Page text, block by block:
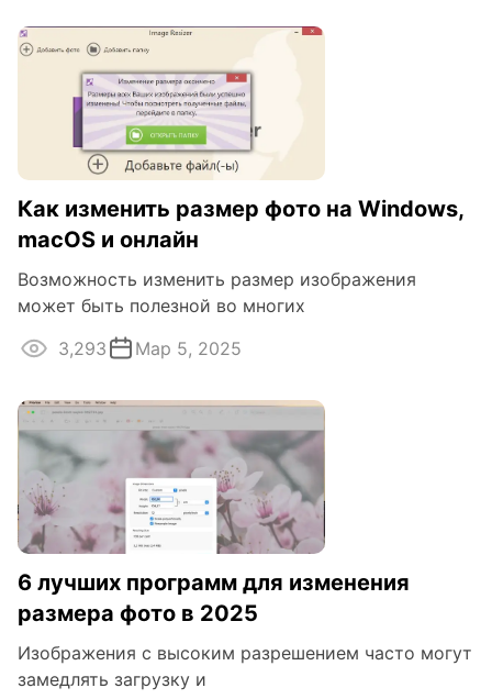
Как изменить размер фото на Windows,
macOS и онлайн
Возможность изменить размер изображения
может быть полезной во многих
3,293
Мар 5, 2025
6 лучших программ для изменения
размера фото в 2025
Изображения с высоким разрешением часто могут
замедлять загрузку и